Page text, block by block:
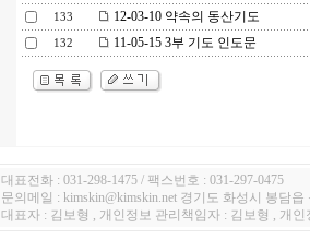
133 12-03-10 약속의 동산기도
132 11-05-15 3부 기도 인도문
대표전화 : 031-298-1475 / 팩스번호 : 031-297-0475
문의메일 : kimskin@kimskin.net 경기도 화성시 봉담
대표자 : 김보형 , 개인정보 관리책임자 : 김보형 , 개